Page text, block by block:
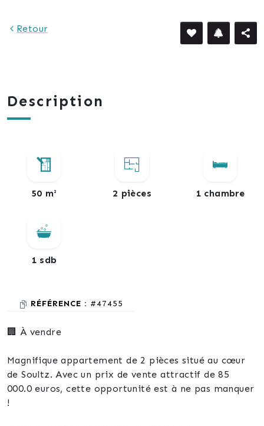
Retour
Description
50 m² 2 pièces 1 chambre
1 sdb
RÉFÉRENCE : #47455
🏢 À vendre
Magnifique appartement de 2 pièces situé au cœur
de Soultz. Avec un prix de vente attractif de 85
000.0 euros, cette opportunité est à ne pas manquer
!